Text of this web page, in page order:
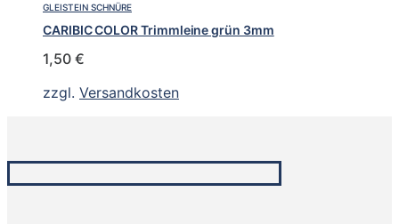
GLEISTEIN SCHNÜRE
CARIBIC COLOR Trimmleine grün 3mm
1,50 €
zzgl. Versandkosten